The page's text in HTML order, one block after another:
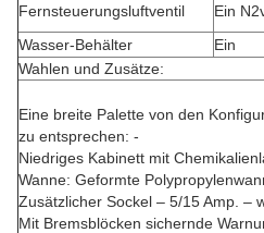
Fernsteuerungsluftventil
Ein
Wasser-Behälter
Ein
Wahlen und Zusätze:
Eine breite Palette von den
zu entsprechen: -
Niedriges Kabinett mit
Wanne: Geformte
Zusätzlicher Sockel – 5/15 Amp. –
Mit Bremsblöcken sichernde